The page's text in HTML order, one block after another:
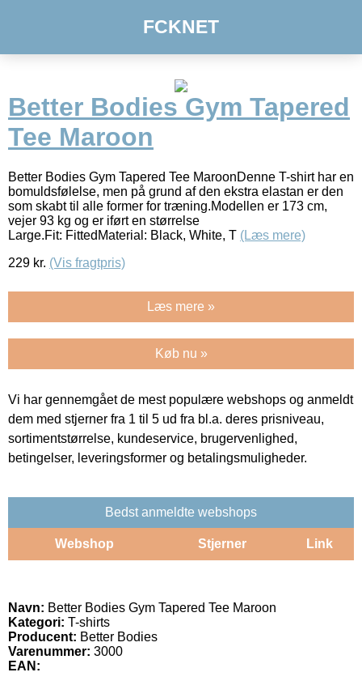
FCKNET
Better Bodies Gym Tapered
Tee Maroon
Better Bodies Gym Tapered Tee MaroonDenne T-shirt har en
bomuldsfølelse, men på grund af den ekstra elastan er den
som skabt til alle former for træning.Modellen er 173 cm,
vejer 93 kg og er iført en størrelse
Large.Fit: FittedMaterial: Black, White, T (Læs mere)
229 kr. (Vis fragtpris)
Læs mere »
Køb nu »
Vi har gennemgået de mest populære webshops og anmeldt
dem med stjerner fra 1 til 5 ud fra bl.a. deres prisniveau,
sortimentstørrelse, kundeservice, brugervenlighed,
betingelser, leveringsformer og betalingsmuligheder.
Bedst anmeldte webshops
Webshop Stjerner Link
Navn: Better Bodies Gym Tapered Tee Maroon
Kategori: T-shirts
Producent: Better Bodies
Varenummer: 3000
EAN: